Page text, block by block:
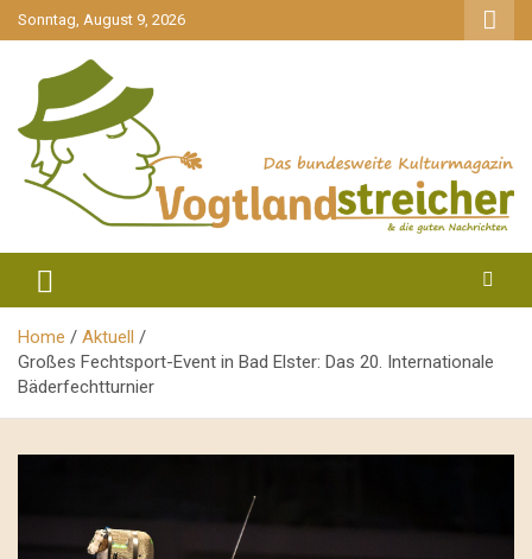
gehe
zum
Sonntag, August 9, 2026
Vogtlandstreicher
Home
Aktuell
Großes Fechtsport-Event in Bad Elster: Das 20. Internationale
Bäderfechtturnier